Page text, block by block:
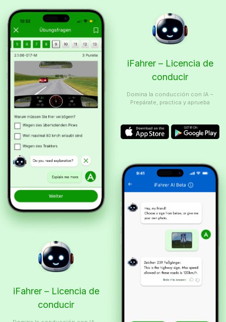
iFahrer – Licencia de
conducir
iFahrer – Licencia de
conducir
Domina la conducción con IA –
Prepárate, practica y aprueba